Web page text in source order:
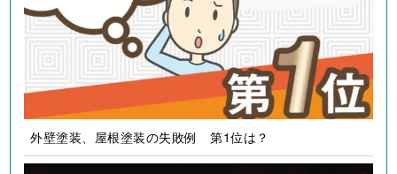
外壁塗装、屋根塗装の失敗例 第1位は？